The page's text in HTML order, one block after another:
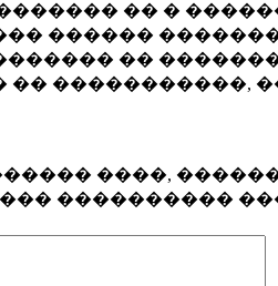
�� �
������
��
�����������,
����,
����������